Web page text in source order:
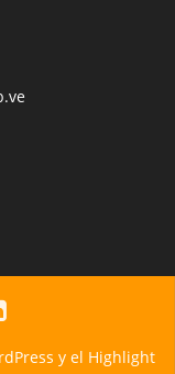
y el Highlight